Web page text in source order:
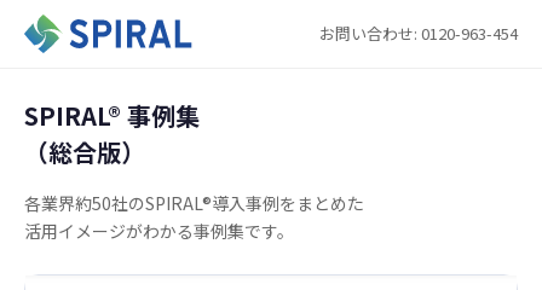
お問い合わせ: 0120-963-454
SPIRAL®︎ 事例集
（総合版）
各業界約50社のSPIRAL®導入事例をまとめた
活用イメージがわかる事例集です。